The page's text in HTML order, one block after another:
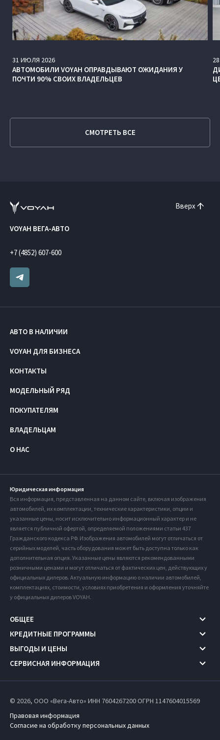
31 ИЮЛЯ 2026
АВТОМОБИЛИ VOYAH ОПРАВДЫВАЮТ ОЖИДАНИЯ У
ПОЧТИ 90% СВОИХ ВЛАДЕЛЬЦЕВ
28
СМОТРЕТЬ ВСЕ
Вверх
VOYAH ВЕГА-АВТО
+7 (4852) 607-600
АВТО В НАЛИЧИИ
VOYAH ДЛЯ БИЗНЕСА
КОНТАКТЫ
МОДЕЛЬНЫЙ РЯД
ПОКУПАТЕЛЯМ
ВЛАДЕЛЬЦАМ
О НАС
Юридическая информация
Вся информация, представленная на данном сайте, включая изображения
автомобилей, их комплектации, технические характеристики, опции и
указанные цены, носит исключительно информационный характер и не
является публичной офертой, определяемой положениями статьи 437
Гражданского кодекса РФ. Изображения автомобилей могут отличаться от
серийных моделей, часть оборудования может быть доступна только как
дополнительная опция. Указанные цены являются рекомендованными
розничными ценами и могут отличаться от фактических цен, действующих у
официальных дилеров. Актуальную информацию о наличии автомобилей,
комплектациях, стоимости, условиях приобретения и оформления уточняйте
у официальных дилеров VOYAH.
ОБЩЕЕ
КРЕДИТНЫЕ ПРОГРАММЫ
ВЫГОДЫ И ЦЕНЫ
СЕРВИСНАЯ ИНФОРМАЦИЯ
© 2026, ООО «Вега-Авто» ИНН 7604267200ОГРН 1147604015569
Правовая информация
Согласие на обработку персональных данных